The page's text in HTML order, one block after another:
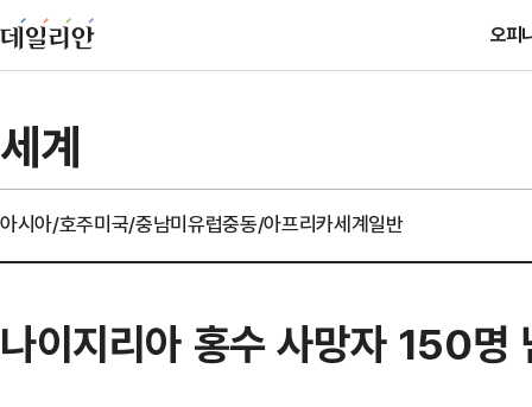
오피
세계
아시아/호주미국/중남미유럽중동/아프리카세계일반
나이지리아 홍수 사망자 150명